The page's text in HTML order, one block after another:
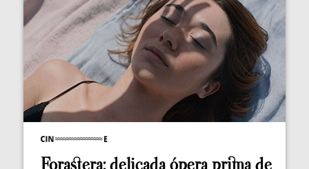
Forastera: delicada ópera prima de